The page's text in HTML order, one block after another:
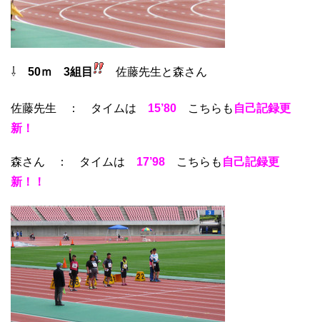
⇩ 50ｍ 3組目 佐藤先生と森さん
佐藤先生 ： タイムは 15’80 こちらも 自己記録更
新！
森さん ： タイムは 17’98 こちらも 自己記録更
新！！